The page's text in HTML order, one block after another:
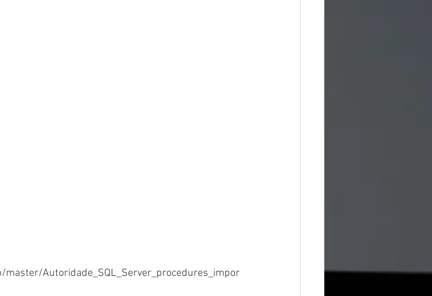
Autoridade_SQL_Server_procedures_impor